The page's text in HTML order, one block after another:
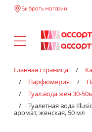
Выбрать магазин
Главная страница /
/
Парфюмерия /
/
Туал.вода жен 30-
/
Туалетная вода
аромат, женская, 50 мл